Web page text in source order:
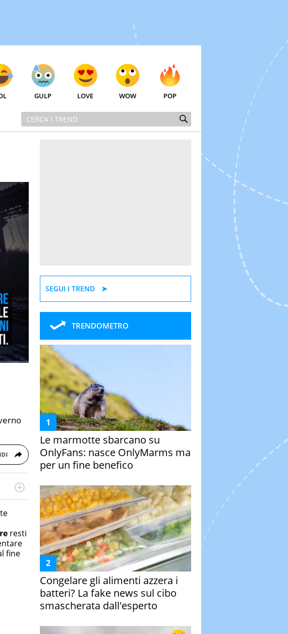
GULP LOVE WOW POP
“feel-
in
resti
fine
SEGUI I TREND
TRENDOMETRO
Le marmotte sbarcano su
OnlyFans: nasce OnlyMarms ma
per un fine benefico
Congelare gli alimenti azzera i
batteri? La fake news sul cibo
smascherata dall'esperto